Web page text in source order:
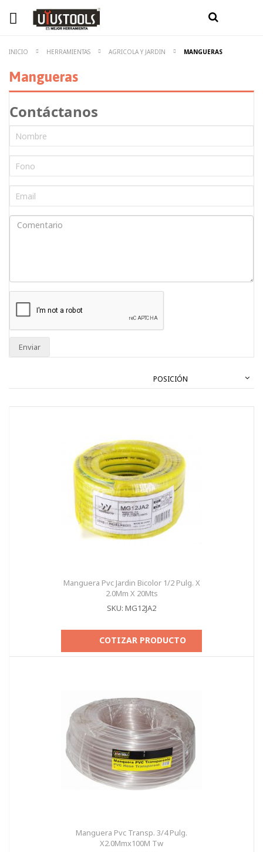
INICIO HERRAMIENTAS AGRICOLA Y JARDIN MANGUERAS
Mangueras
Manguera Pvc Jardin Bicolor 1/2 Pulg. X
2.0Mm X 20Mts
SKU: MG12JA2
COTIZAR PRODUCTO
Manguera Pvc Transp. 3/4 Pulg.
X2.0Mmx100M Tw
Contáctanos
Enviar